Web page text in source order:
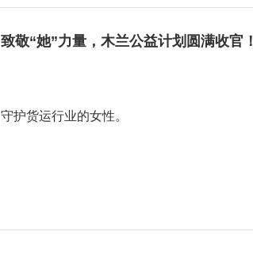
致敬“她”力量，木兰公益计划圆满收官！
守护货运行业的女性。